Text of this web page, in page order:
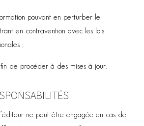
pouvant en perturber le
en contravention avec les lois
;
de procéder à des mises à jour.
ne peut être engagée en cas de